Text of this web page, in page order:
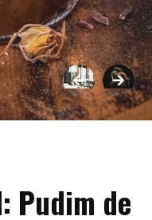
Pudim de